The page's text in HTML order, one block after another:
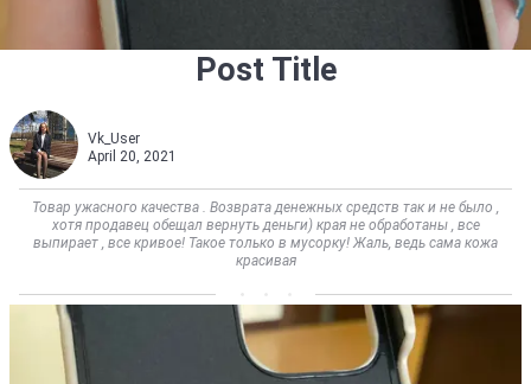
Post Title
Vk_User
April 20, 2021
Товар ужасного качества . Возврата денежных средств так и не было ,
хотя продавец обещал вернуть деньги) края не обработаны , все
выпирает , все кривое! Такое только в мусорку! Жаль, ведь сама кожа
красивая